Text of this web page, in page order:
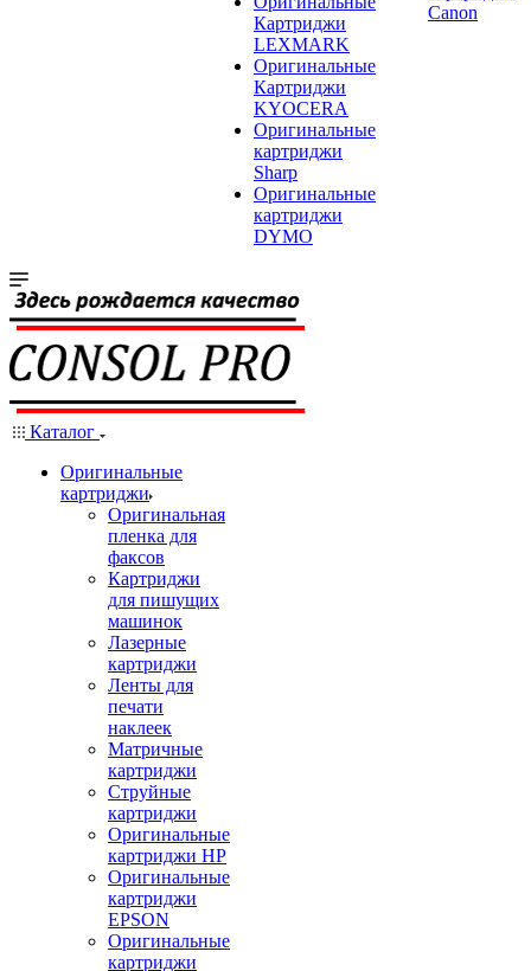
Картриджи
LEXMARK
Оригинальные
Картриджи
KYOCERA
Оригинальные
картриджи
Sharp
Оригинальные
картриджи
DYMO
Canon
Каталог
Оригинальные
картриджи
Оригинальная
пленка для
факсов
Картриджи
для пишущих
машинок
Лазерные
картриджи
Ленты для
печати
наклеек
Матричные
картриджи
Струйные
картриджи
Оригинальные
картриджи HP
Оригинальные
картриджи
EPSON
Оригинальные
картриджи